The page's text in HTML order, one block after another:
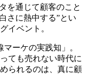
を通じて顧客のこと
さに熱中する”とい
イベント。
ーケの実践知」。
ても売れない時代に
られるのは、真に顧